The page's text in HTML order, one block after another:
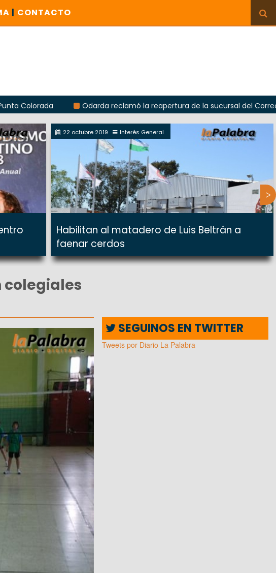
| CONTACTO
Odarda reclamó la reapertura de la sucursal del Correo
22 octubre 2019 Interés General
Habilitan al matadero de Luis Beltrán a
faenar cerdos
colegiales
SEGUINOS EN TWITTER
Tweets por Diario La Palabra